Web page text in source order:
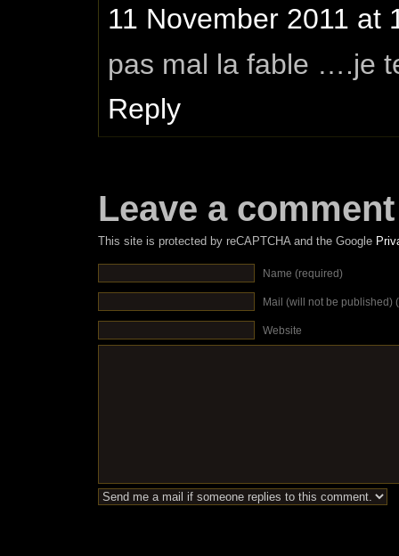
11 November 2011 at
pas mal la fable ….je
Reply
Leave a comment
This site is protected by reCAPTCHA and the Google
Name (required)
Mail (will not be published)
Website